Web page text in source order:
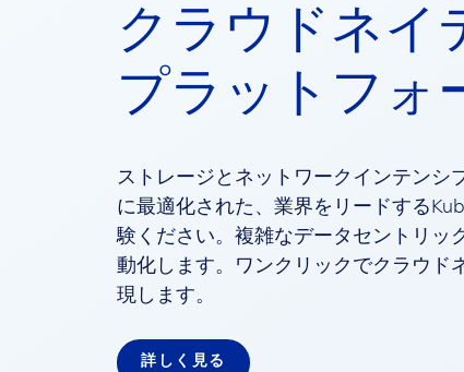
クラウドネイ
プラットフォ
ストレージとネットワークインテンシ
に最適化された、業界をリードする
験ください。複雑なデータセントリッ
動化します。ワンクリックでクラウド
現します。
詳しく見る